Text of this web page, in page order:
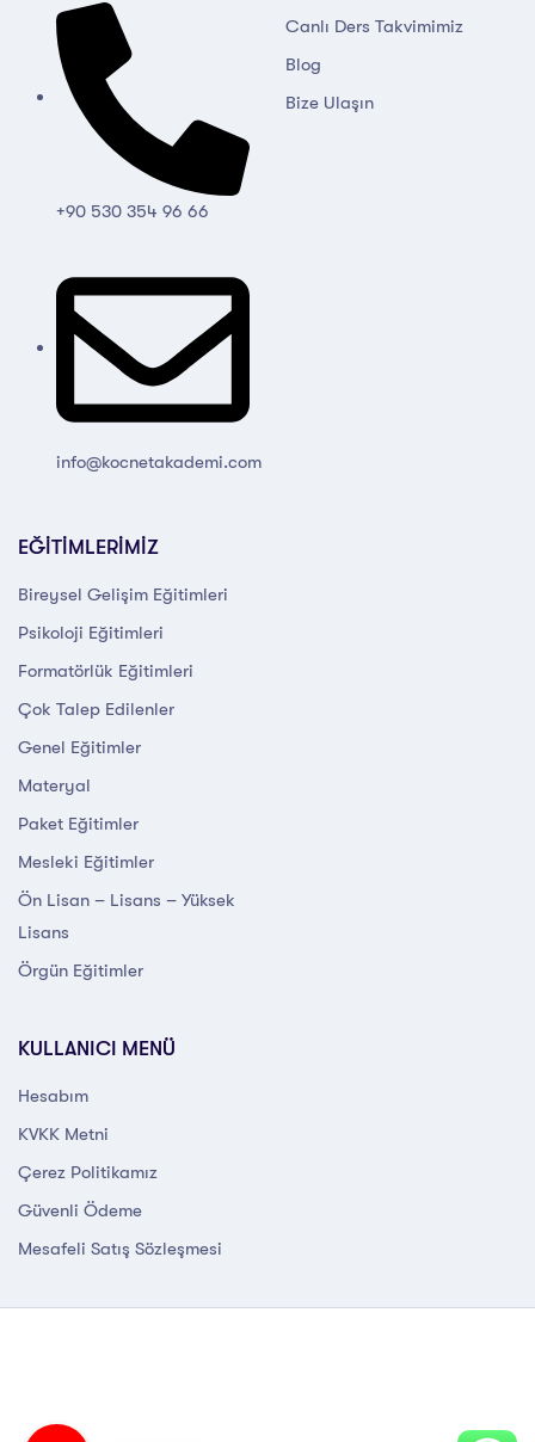
+90 530 354 96 66
info@kocnetakademi.com
Canlı Ders Takvimimiz
Blog
Bize Ulaşın
EĞİTİMLERİMİZ
Bireysel Gelişim Eğitimleri
Psikoloji Eğitimleri
Formatörlük Eğitimleri
Çok Talep Edilenler
Genel Eğitimler
Materyal
Paket Eğitimler
Mesleki Eğitimler
Ön Lisan – Lisans – Yüksek
Lisans
Örgün Eğitimler
KULLANICI MENÜ
Hesabım
KVKK Metni
Çerez Politikamız
Güvenli Ödeme
Mesafeli Satış Sözleşmesi